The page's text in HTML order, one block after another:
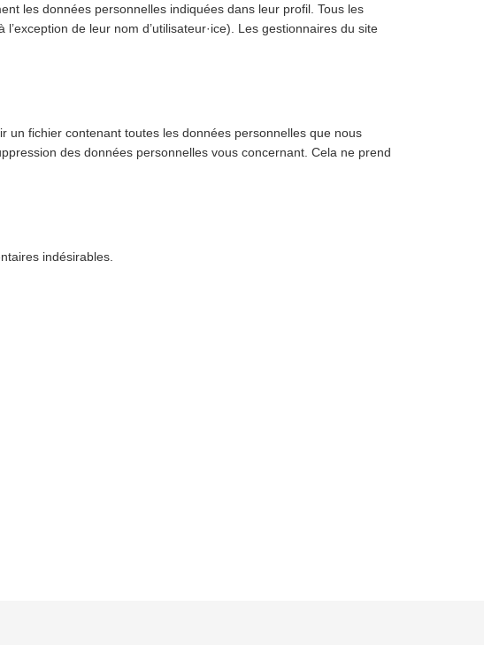
les données personnelles indiquées dans leur profil. Tous les
de leur nom d’utilisateur·ice). Les gestionnaires du site
un fichier contenant toutes les données personnelles que nous
des données personnelles vous concernant. Cela ne prend
indésirables.